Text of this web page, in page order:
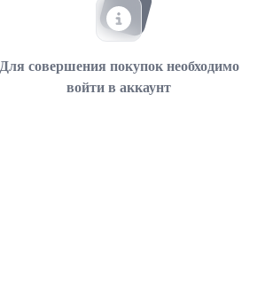
Для совершения покупок необходимо
войти в аккаунт